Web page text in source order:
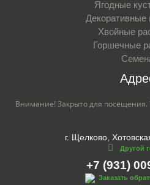
Ягодные
Декоративные
Хвойные
Горшечные
Внимание! Закрыто для
г. Щелково,
Другой
+7 (931)
Заказать